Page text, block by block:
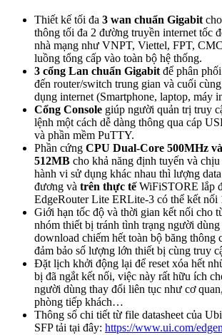
Thiết kế tối đa 3 wan chuẩn Gigabitcho
thông tối đa 2 đường truyền internet tốc
nhà mạng như VNPT, Viettel, FPT,
luồng tổng cấp vào toàn bộ hệ thống.
3 cổng Lan chuẩn Gigabitđể phân
đến router/switch trung gian và cuối
dụng internet (Smartphone, laptop, máy
Cổng Console giúp người quản trị truy
lệnh một cách dễ dàng thông qua cáp
và phần mềm PuTTY.
Phần cứng CPU Dual-Core 500MHz
512MB cho khả năng định tuyến và chịu
hành vi sử dụng khác nhau thì lượng
đương và trên thực tế WiFiSTORE lắp
EdgeRouter Lite ERLite-3 có thể kết nối
Giới hạn tốc độ và thời gian kết nối cho
nhóm thiết bị tránh tình trạng người
download chiếm hết toàn bộ băng thông
đảm bảo số lượng lớn thiết bị cùng truy
Đặt lịch khởi động lại để reset xóa hết
bị đã ngắt kết nối, việc này rất hữu ích
người dùng thay đổi liên tục như cơ
phòng tiếp khách…
Thông số chi tiết từ file datasheet của
SFP tải tại đây: https://www.ui.com/